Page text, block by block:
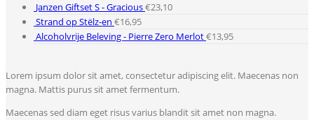
Janzen Giftset S - Gracious€23,10
Strand op Stëlz-en €16,95
Alcoholvrije Beleving - Pierre Zero Merlot€13,95
Lorem ipsum dolor sit amet, consectetur adipiscing elit. Maecenas non
magna. Mattis purus sit amet fermentum.
Maecenas sed diam eget risus varius blandit sit amet non magna.